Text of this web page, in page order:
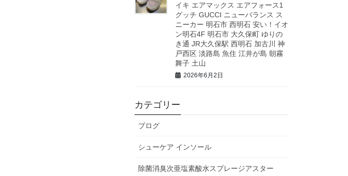
イキ エアマックス エアフォース1
グッチ GUCCI ニューバランス ス
ニーカー 明石市 西明石 安い！イオ
ン明石4F 明石市 大久保町 ゆりの
き通 JR大久保駅 西明石 加古川 神
戸西区 淡路島 魚住 江井が島 朝霧
舞子 土山
2026年6月2日
カテゴリー
ブログ
シューケア インソール
除菌消臭次亜塩素酸水スプレージアスター